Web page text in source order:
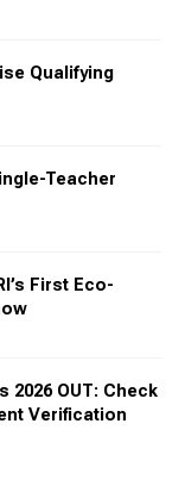
Qualifying
Teacher
First Eco-
2026 OUT: Check
Verification